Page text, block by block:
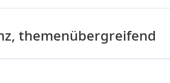
themenübergreifend